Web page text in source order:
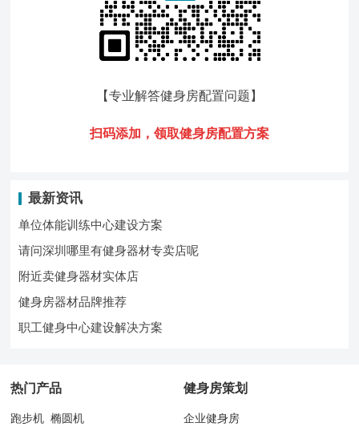
【专业解答健身房配置问题 】
扫码添加，领取健身房配置方案
最新资讯
单位体能训练中心建设方案
请问深圳哪里有健身器材专卖店呢
附近卖健身器材实体店
健身房器材品牌推荐
职工健身中心建设解决方案
热门产品
跑步机 椭圆机
健身房策划
企业健身房